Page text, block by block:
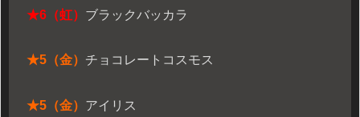
★6（虹） ブラックバッカラ
★5（金） チョコレートコスモス
★5（金） アイリス